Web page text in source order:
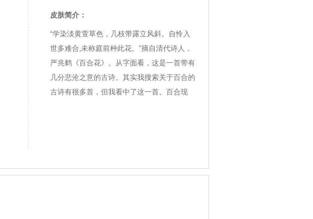
皮肤简介：
“学染淡黄萱草色，几枝带露立风斜。自怜入
世多难合,未称庭前种此花。”摘自清代诗人，
严兆鹤《百合花》。从字面看，这是一首带有
几分悲沧之意的古诗。其实我搜索关于百合的
古诗有很多首，但我看中了这一首。百合现